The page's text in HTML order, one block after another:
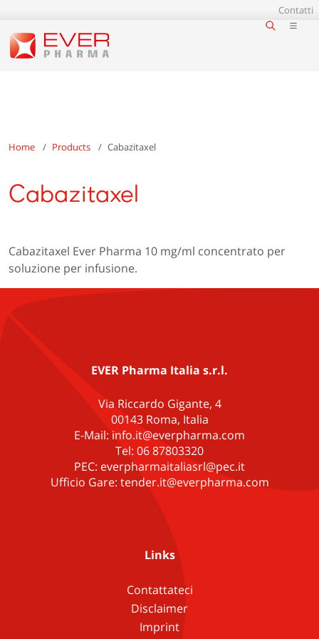
Contatti
Home Products Cabazitaxel
Cabazitaxel
Cabazitaxel Ever Pharma 10 mg/ml concentrato per
soluzione per infusione.
EVER Pharma Italia s.r.l.
Via Riccardo Gigante, 4
00143 Roma, Italia
E-Mail: info.it@everpharma.com
Tel: 06 87803320
PEC: everpharmaitaliasrl@pec.it
Ufficio Gare: tender.it@everpharma.com
Links
Contattateci
Disclaimer
Imprint